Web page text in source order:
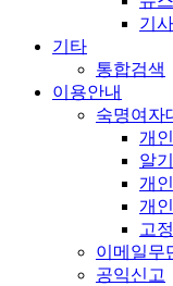
기
기타
통합검색
이용안내
숙명여자
개
알
개
개
고
이메일무
공익신고